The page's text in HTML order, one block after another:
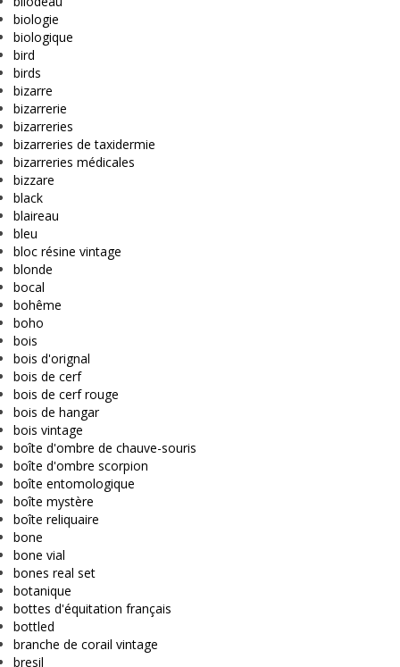
biologie
biologique
bird
birds
bizarre
bizarrerie
bizarreries
bizarreries de taxidermie
bizarreries médicales
bizzare
black
blaireau
bleu
bloc résine vintage
blonde
bocal
bohême
boho
bois
bois d'orignal
bois de cerf
bois de cerf rouge
bois de hangar
bois vintage
boîte d'ombre de chauve-souris
boîte d'ombre scorpion
boîte entomologique
boîte mystère
boîte reliquaire
bone
bone vial
bones real set
botanique
bottes d'équitation français
bottled
branche de corail vintage
bresil